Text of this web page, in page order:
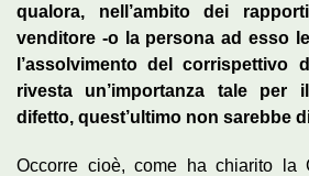
qualora, nell’ambito dei
venditore -o la persona ad esso
l’assolvimento del corrispettivo
rivesta un’importanza tale per
difetto, quest’ultimo non sarebbe
Occorre cioè, come ha chiarito la